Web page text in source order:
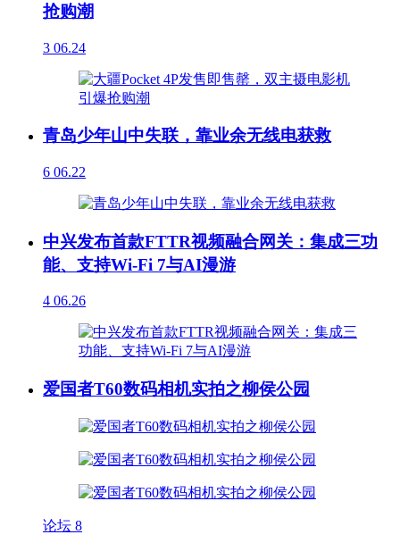
抢购潮
3 06.24
青岛少年山中失联，靠业余无线电获救
6 06.22
中兴发布首款FTTR视频融合网关：集成三功
能、支持Wi-Fi 7与AI漫游
4 06.26
爱国者T60数码相机实拍之柳侯公园
论坛 8